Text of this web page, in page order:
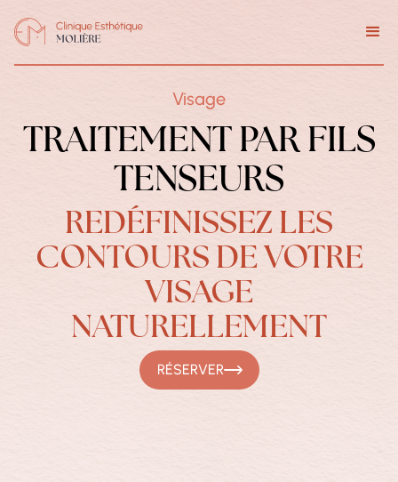
Visage
TRAITEMENT PAR FILS
TENSEURS
REDÉFINISSEZ LES
CONTOURS DE VOTRE
VISAGE
NATURELLEMENT
RÉSERVER